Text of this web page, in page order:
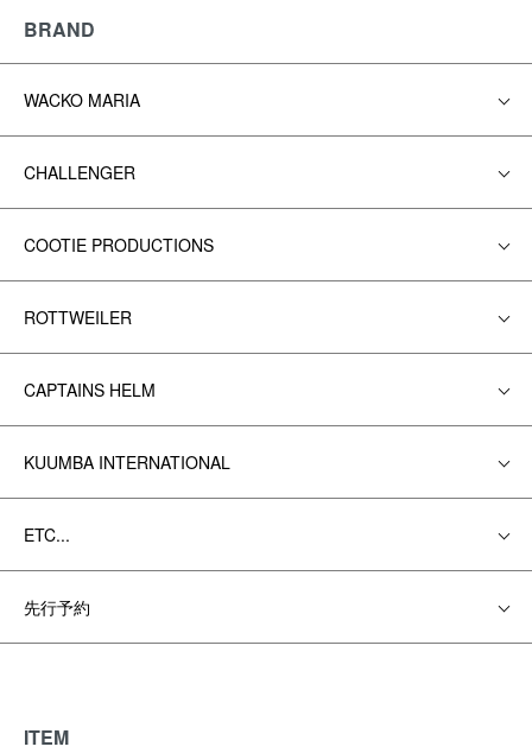
BRAND
WACKO MARIA
CHALLENGER
COOTIE PRODUCTIONS
ROTTWEILER
CAPTAINS HELM
KUUMBA INTERNATIONAL
ETC...
先行予約
ITEM